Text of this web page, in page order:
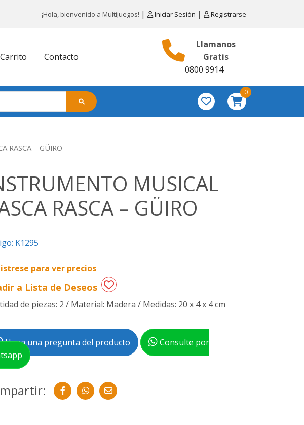
¡Hola, bienvenido a Multijuegos! | Iniciar Sesión | Registrarse
Carrito Contacto
Llamanos
Gratis
0800 9914
0
RASCA – GÜIRO
MUSICAL
RASCA – GÜIRO
K1295
para ver precios
a Lista de Deseos
de piezas: 2 / Material: Madera / Medidas: 20 x 4 x 4 cm
Haga una pregunta del producto
Consulte por